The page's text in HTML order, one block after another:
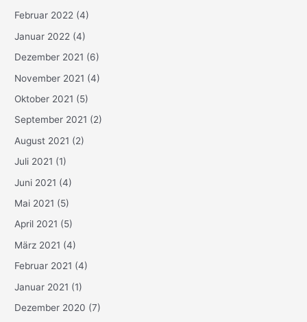
Februar 2022 (4)
Januar 2022 (4)
Dezember 2021 (6)
November 2021 (4)
Oktober 2021 (5)
September 2021 (2)
August 2021 (2)
Juli 2021 (1)
Juni 2021 (4)
Mai 2021 (5)
April 2021 (5)
März 2021 (4)
Februar 2021 (4)
Januar 2021 (1)
Dezember 2020 (7)